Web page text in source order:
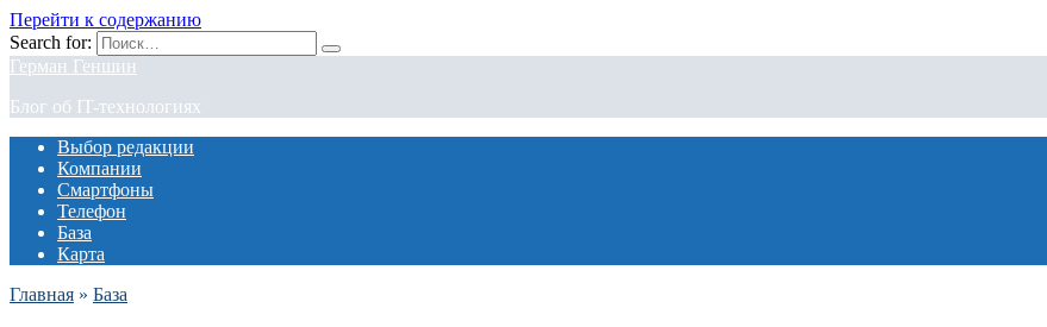
Перейти к содержанию
Search for:
Герман Геншин
Блог об IT-технологиях
Выбор редакции
Компании
Смартфоны
Телефон
База
Карта
Главная » База